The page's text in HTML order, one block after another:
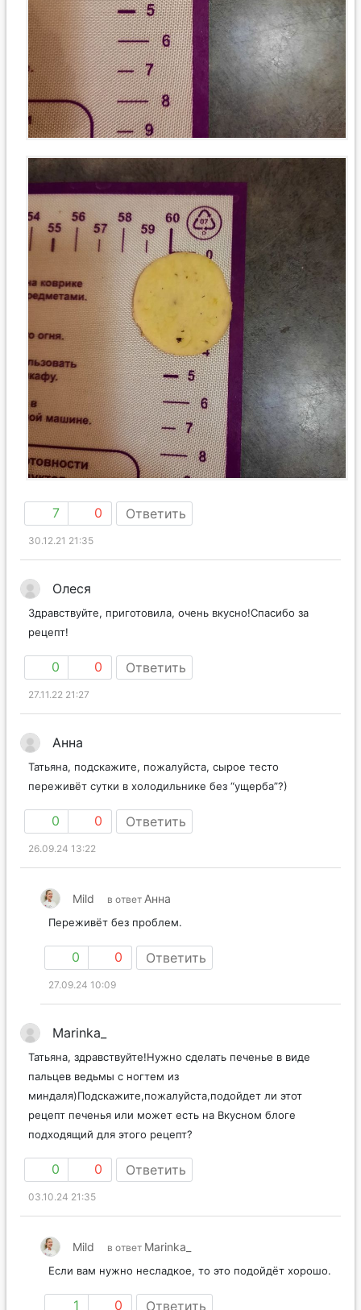
7 0 Ответить
30.12.21 21:35
Олеся
Здравствуйте, приготовила, очень вкусно!Спасибо за
0 0 Ответить
27.11.22 21:27
Татьяна, подскажите, пожалуйста, сырое тесто
0 0 Ответить
26.09.24 13:22
в ответ Анна
0 0 Ответить
27.09.24 10:09
Татьяна, здравствуйте!Нужно сделать печенье в виде
пальцев ведьмы с ногтем из
миндаля)Подскажите,пожалуйста,подойдет ли этот
рецепт печенья или может есть на Вкусном блоге
0 0 Ответить
03.10.24 21:35